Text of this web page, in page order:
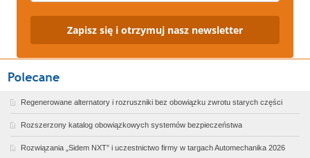
Zapisz się i otrzymuj nasz newsletter
Regenerowane alternatory i rozruszniki bez obowiązku zwrotu starych części
Rozszerzony katalog obowiązkowych systemów bezpieczeństwa
Rozwiązania „Sidem NXT” i uczestnictwo firmy w targach Automechanika 2026